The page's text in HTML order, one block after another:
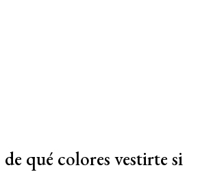
qué colores vestirte si